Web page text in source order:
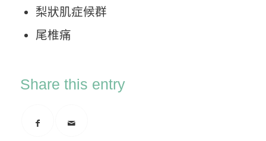
梨狀肌症候群
尾椎痛
Share this entry